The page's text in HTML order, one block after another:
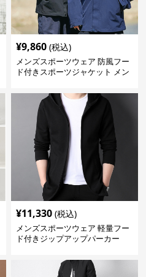
¥9,860 (税込)
メンズスポーツウェア 防風フー
ド付きスポーツジャケット メン
¥11,330 (税込)
メンズスポーツウェア 軽量フー
ド付きジップアップパーカー